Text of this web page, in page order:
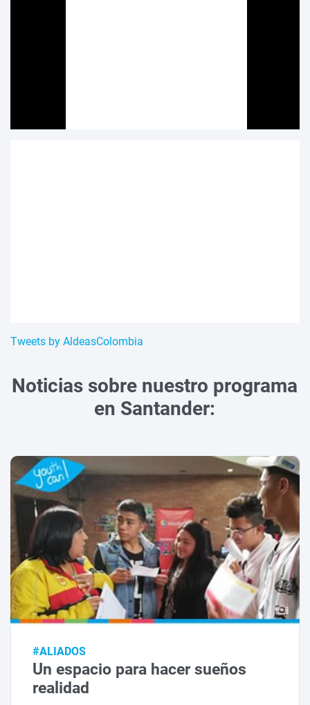
Tweets by AldeasColombia
Noticias sobre nuestro programa
en Santander:
#ALIADOS
Un espacio para hacer sueños
realidad